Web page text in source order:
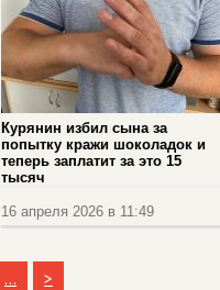
Курянин избил сына за
попытку кражи шоколадок и
теперь заплатит за это 15
тысяч
16 апреля 2026 в 11:49
... >